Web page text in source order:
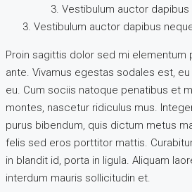
Vestibulum auctor dapibus
Vestibulum auctor dapibus
Proin sagittis dolor sed mi elementum
ante. Vivamus egestas sodales est,
eu. Cum sociis natoque penatibus et
montes, nascetur ridiculus mus.
purus bibendum, quis dictum metus
felis sed eros porttitor mattis.
in blandit id, porta in ligula. Aliquam
interdum mauris sollicitudin et.